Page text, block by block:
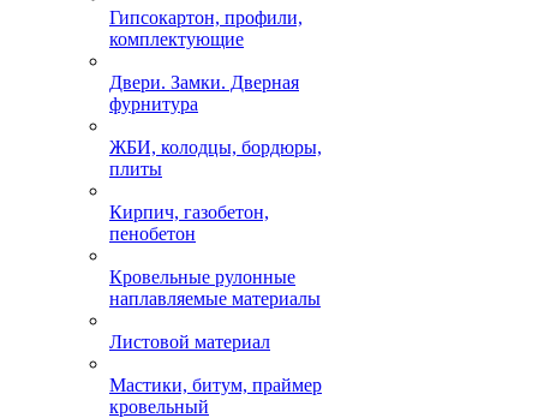
Гипсокартон, профили,
комплектующие
Двери. Замки. Дверная
фурнитура
ЖБИ, колодцы, бордюры,
плиты
Кирпич, газобетон,
пенобетон
Кровельные рулонные
наплавляемые материалы
Листовой материал
Мастики, битум, праймер
кровельный